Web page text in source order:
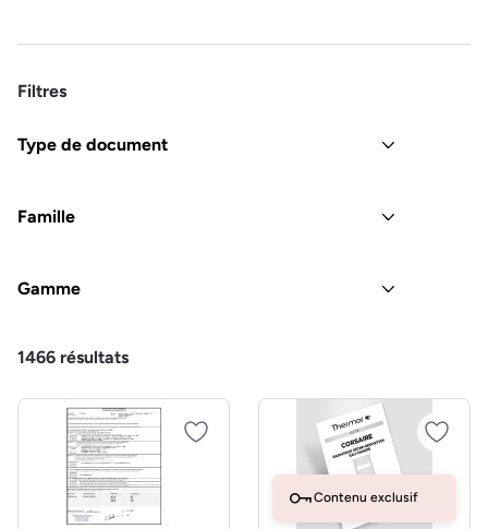
Filtres
Type de document
Famille
Gamme
1466 résultats
Contenu exclusif